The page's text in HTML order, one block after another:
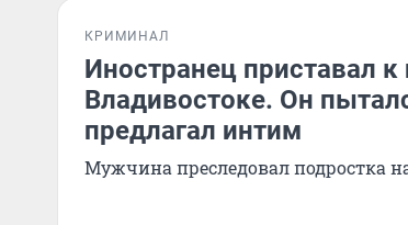
КРИМИНАЛ
Иностранец приставал
Владивостоке. Он
предлагал интим
Мужчина преследовал подростка